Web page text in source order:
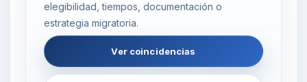
elegibilidad, tiempos, documentación o
estrategia migratoria.
Ver coincidencias